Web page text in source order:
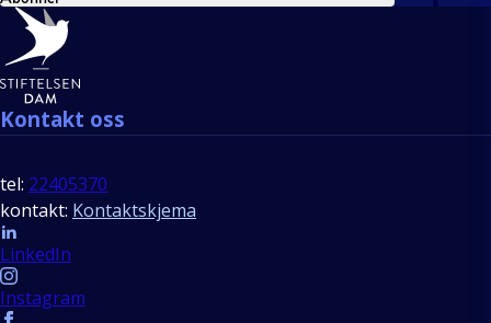
Bunntekst
Kontakt oss
tel: 22405370
kontakt: Kontaktskjema
Follow us
LinkedIn
Instagram